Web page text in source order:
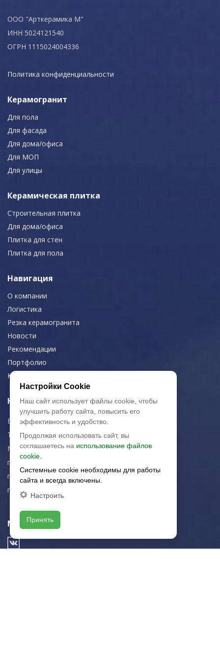
ООО "Арткерамика М"
ИНН 5024121540
ОГРН 1115024004336
Политика конфиденциальности
Керамогранит
Для пола
Для фасада
Для дома/офиса
Для МОП
Для улицы
Керамическая плитка
Строительная плитка
Для дома/офиса
Плитка для стен
Плитка для пола
Навигация
О компании
Логистика
Резка керамогранита
Новости
Рекомендации
Портфолио
Контакты
Контактная информация
E-mail:zakaz@artkeramika-opt.ru
Тел.: +7 (499) 703-30-42
Московская область,
г. Красногорск
пн-чт: 09.00-18.00
пт: 09.00-17.00
Мы в соц. сетях
Настройки Cookie
Наш сайт использует файлы cookie, чтобы
улучшить работу сайта, повысить его
эффективность и удобство.
Продолжая использовать сайт, вы
соглашаетесь на использование файлов
cookie.
Системные cookie необходимы для работы
сайта и всегда включены.
Настроить
Принять